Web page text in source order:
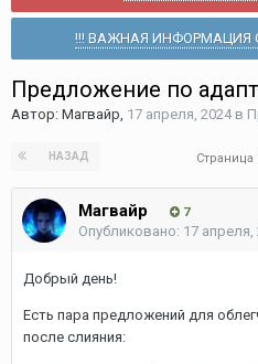
!!! ВАЖНАЯ ИНФОРМАЦИЯ
Предложение по
Автор: Магвайр, 17 апреля, 2024в
НАЗАД Страница
Магвайр 7
Опубликовано: 17 апреля,
Добрый день!
Есть пара предложений для
после слияния: